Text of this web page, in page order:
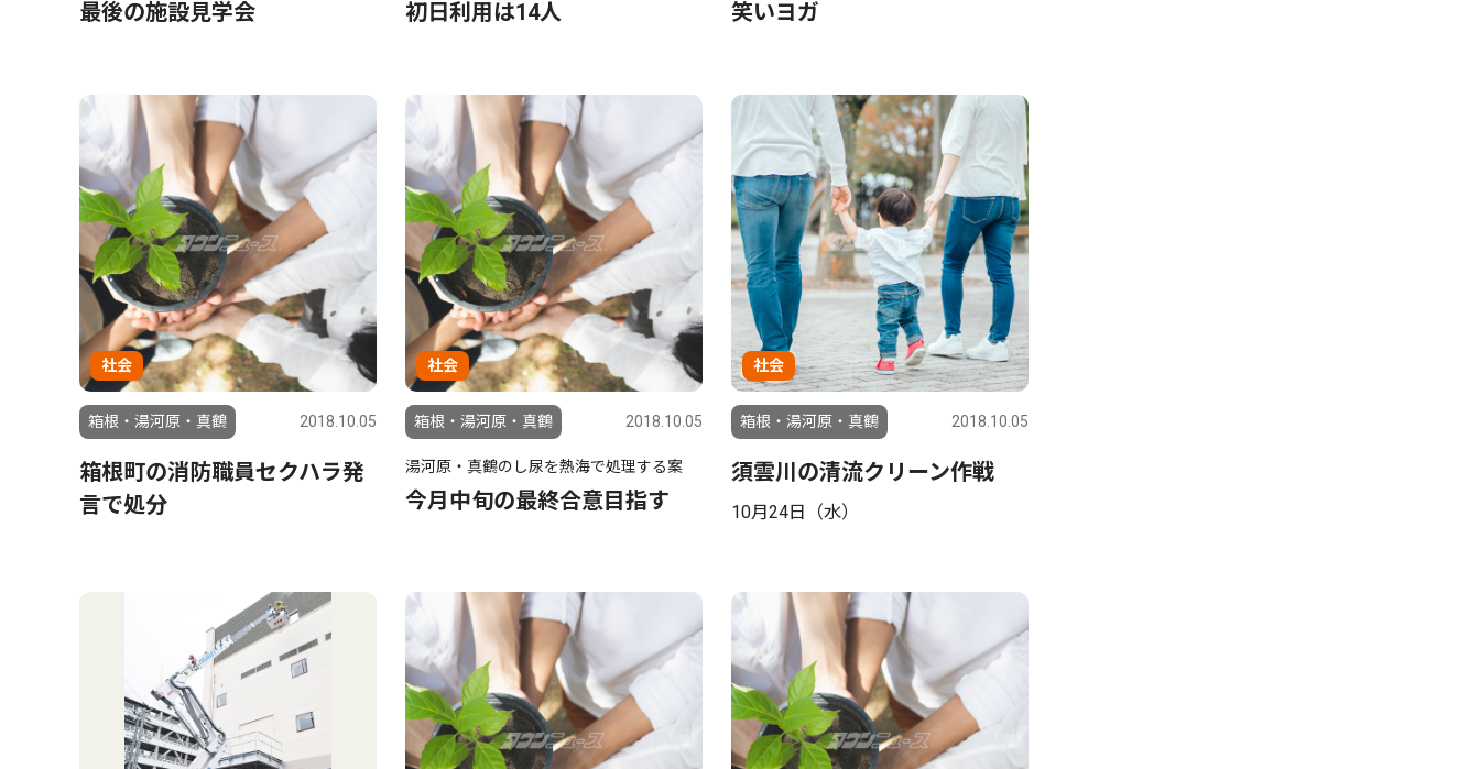
最後の施設見学会 初日利用は14人 笑いヨガ
社会
箱根・湯河原・真鶴 2018.10.05
箱根町の消防職員セクハラ発
言で処分
社会
箱根・湯河原・真鶴 2018.10.05
湯河原・真鶴のし尿を熱海で処理する案
今月中旬の最終合意目指す
社会
箱根・湯河原・真鶴 2018.10.05
須雲川の清流クリーン作戦
10月24日（水）